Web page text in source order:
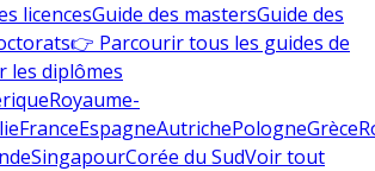
licencesGuide des mastersGuide des
👉 Parcourir tous les guides de
les diplômes
Royaume-
FranceEspagneAutrichePologneGrèce
SingapourCorée du SudVoir tout